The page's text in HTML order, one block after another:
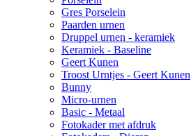
Gres Porselein
Paarden urnen
Druppel urnen - keramiek
Keramiek - Baseline
Geert Kunen
Troost Urntjes - Geert Kunen
Bunny
Micro-urnen
Basic - Metaal
Fotokader met afdruk